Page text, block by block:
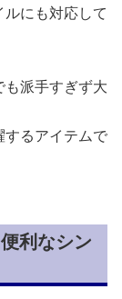
にも対応して
派手すぎず大
するアイテムで
利なシン